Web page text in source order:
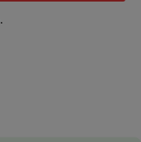
.